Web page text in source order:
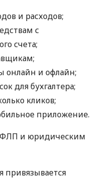
и расходов;
с
счета;
онлайн и офлайн;
для бухгалтера;
кликов;
приложение.
ФЛП и юридическим
привязывается